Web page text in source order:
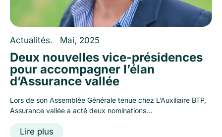
Actualités. Mai, 2025
Deux nouvelles vice-présidences
pour accompagner l’élan
d’Assurance vallée
Lors de son Assemblée Générale tenue chez L’Auxiliaire BTP,
Assurance vallée a acté deux nominations...
Lire plus